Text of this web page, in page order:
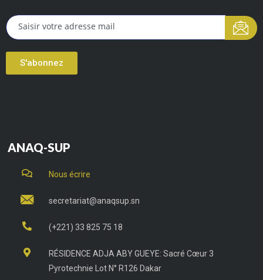
S'abonnez
ANAQ-SUP
Nous écrire
secretariat@anaqsup.sn
(+221) 33 825 75 18
RÉSIDENCE ADJA ABY GUEYE: Sacré Cœur 3
Pyrotechnie Lot N° R126 Dakar